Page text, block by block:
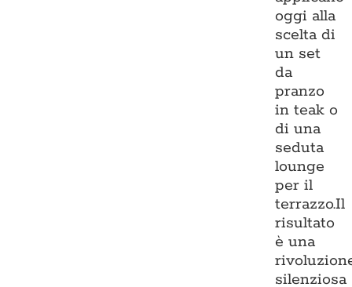
oggi alla
scelta di
un set
da
pranzo
in teak o
di una
seduta
lounge
per il
terrazzo.Il
risultato
è una
silenziosa